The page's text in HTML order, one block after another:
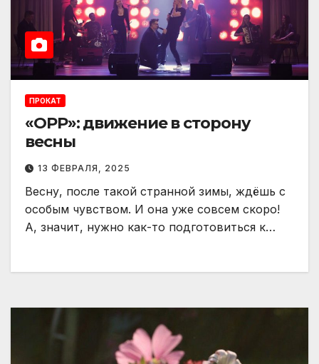
ПРОКАТ
«ОРР»: движение в сторону
весны
13 ФЕВРАЛЯ, 2025
Весну, после такой странной зимы, ждёшь с
особым чувством. И она уже совсем скоро!
А, значит, нужно как-то подготовиться к…